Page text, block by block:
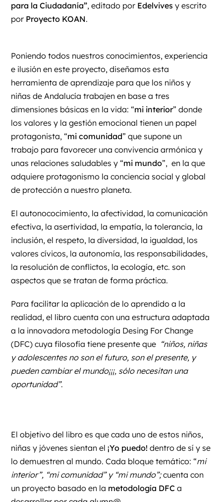
para la Ciudadanía”, editado por Edelvives y escrito
por Proyecto KOAN.
Poniendo todos nuestros conocimientos, experiencia
e ilusión en este proyecto, diseñamos esta
herramienta de aprendizaje para que los niños y
niñas de Andalucía trabajen en base a tres
dimensiones básicas en la vida: “mi interior” donde
los valores y la gestión emocional tienen un papel
protagonista, “mi comunidad” que supone un
trabajo para favorecer una convivencia armónica y
unas relaciones saludables y “mi mundo”, en la que
adquiere protagonismo la conciencia social y global
de protección a nuestro planeta.
El autonococimiento, la afectividad, la comunicación
efectiva, la asertividad, la empatía, la tolerancia, la
inclusión, el respeto, la diversidad, la igualdad, los
valores cívicos, la autonomía, las responsabilidades,
la resolución de conflictos, la ecología, etc. son
aspectos que se tratan de forma práctica.
Para facilitar la aplicación de lo aprendido a la
realidad, el libro cuenta con una estructura adaptada
a la innovadora metodología Desing For Change
(DFC) cuya filosofía tiene presente que “niños, niñas
y adolescentes no son el futuro, son el presente, y
pueden cambiar el mundo¡¡¡, sólo necesitan una
oportunidad”.
El objetivo del libro es que cada uno de estos niños,
niñas y jóvenes sientan el¡Yo puedo! dentro de sí y se
lo demuestren al mundo. Cada bloque temático: “mi
interior”, “mi comunidad” y “mi mundo”;cuenta con
un proyecto basado en la metodología DFCa